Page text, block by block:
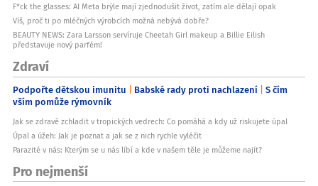
F*ck the glasses: AI Meta brýle mají zjednodušit život, zatím ale dělají opak
Víš, proč ti po mléčných výrobcích možná nebývá dobře?
BEAUTY NEWS: Zara Larsson servíruje Cheetah Girl makeup a Billie Eilish
představuje nový parfém!
Zdraví
Podpořte dětskou imunitu Babské rady proti nachlazení S čím
vším pomůže rýmovník
Jak se zdravě zchladit v tropických vedrech: Co pomáhá a kdy už riskujete úpal
Úpal a úžeh: Jak je poznat a jak se z nich rychle vyléčit
Parazité v nás: Kterým se u nás líbí a kde v našem těle je můžeme najít?
Pro nejmenší